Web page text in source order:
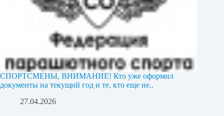
СПОРТСМЕНЫ, ВНИМАНИЕ! Кто уже оформил
документы на текущий год и те, кто еще не..
27.04.2026